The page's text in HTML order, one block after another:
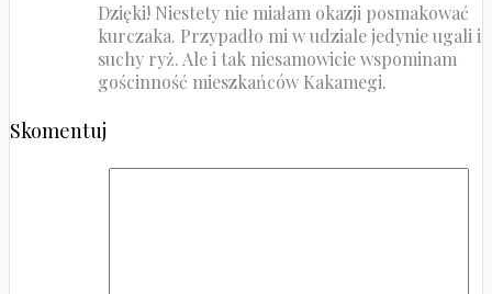
Dzięki! Niestety nie miałam okazji posmakować
kurczaka. Przypadło mi w udziale jedynie ugali i
suchy ryż. Ale i tak niesamowicie wspominam
gościnność mieszkańców Kakamegi.
Skomentuj